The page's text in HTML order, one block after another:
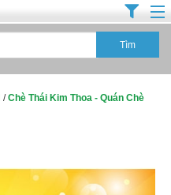
/Chè Thái Kim Thoa - Quán Chè